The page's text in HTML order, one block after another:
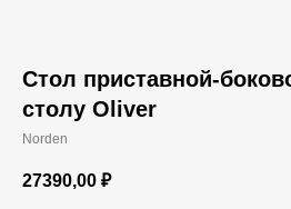
Стол приставной-
столу Oliver
Norden
27390,00 ₽